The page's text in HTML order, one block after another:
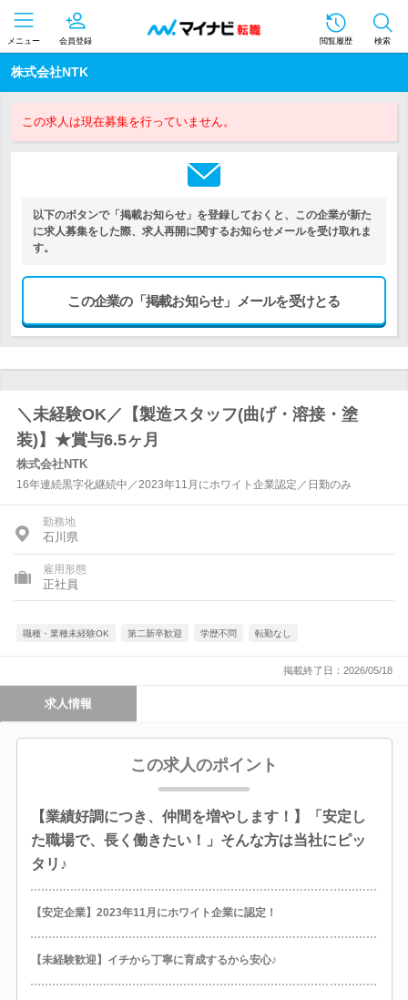
メニュー 会員登録 閲覧履歴 検索
株式会社NTK
この求人は現在募集を行っていません。
以下のボタンで「掲載お知らせ」を登録しておくと、この企業が新た
に求人募集をした際、求人再開に関するお知らせメールを受け取れま
す。
この企業の「掲載お知らせ」メールを受けとる
＼未経験OK／【製造スタッフ(曲げ・溶接・塗
装)】★賞与6.5ヶ月
株式会社NTK
16年連続黒字化継続中／2023年11月にホワイト企業認定／日勤のみ
勤務地
石川県
雇用形態
正社員
職種・業種未経験OK 第二新卒歓迎 学歴不問 転勤なし
掲載終了日：2026/05/18
求人情報
この求人のポイント
【業績好調につき、仲間を増やします！】「安定し
た職場で、長く働きたい！」そんな方は当社にピッ
タリ♪
【安定企業】2023年11月にホワイト企業に認定！
【未経験歓迎】イチから丁寧に育成するから安心♪